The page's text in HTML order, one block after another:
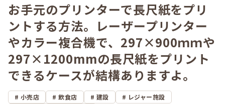
お手元のプリンターで長尺紙をプリ
ントする方法。レーザープリンター
やカラー複合機で、297×900ｍｍや
297×1200mmの長尺紙をプリント
できるケースが結構ありますよ。
小売店 飲食店 建設
レジャー施設